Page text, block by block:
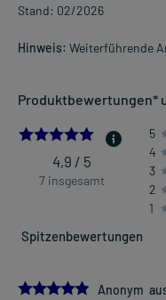
Stand: 02/2026
Hinweis: Weiterführende
Produktbewertungen*
4,9 / 5
7 insgesamt
5
4
3
2
1
5.0Anonym